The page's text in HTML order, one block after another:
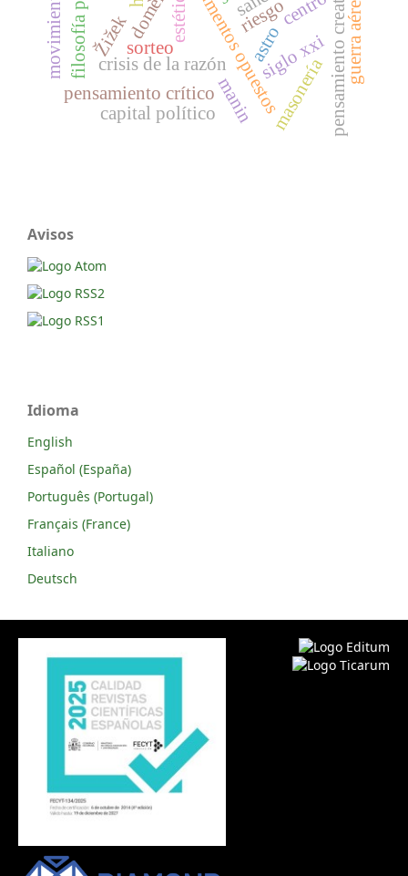
argumentos opuestos
crisis de la razón
Žižek siglo xxipensamiento creativo.
pensamiento críticomanin
capital político
astro
sorteo
riesgo
masonería
guerra aérea
Avisos
Idioma
English
Español (España)
Português (Portugal)
Français (France)
Italiano
Deutsch